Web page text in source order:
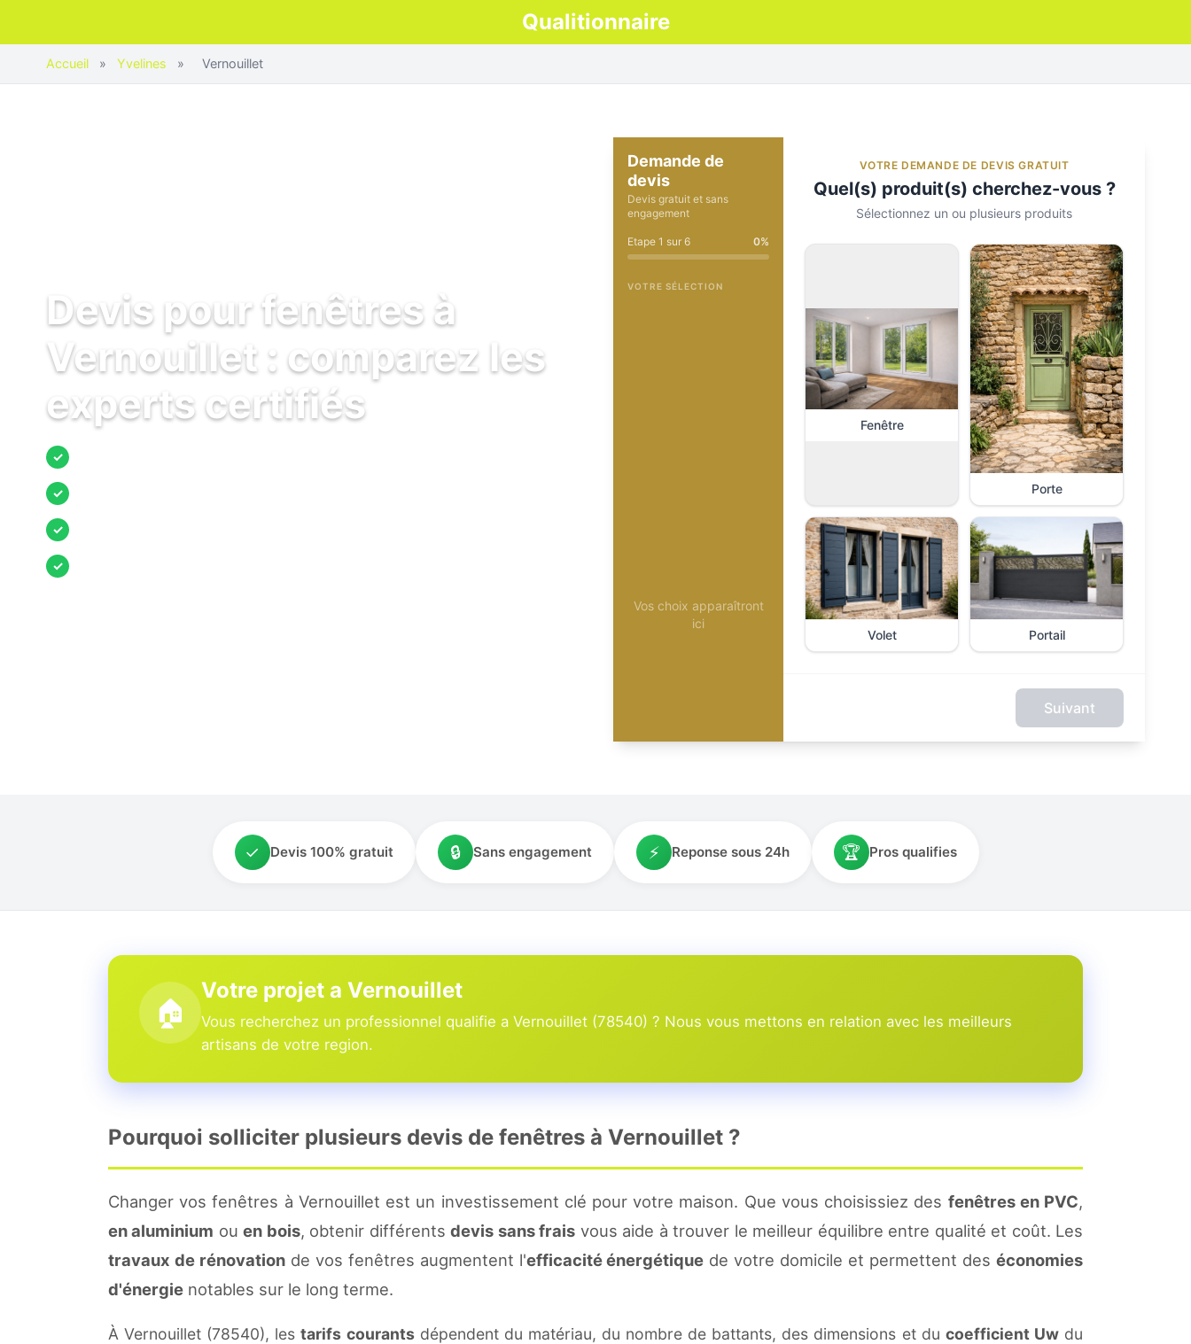
Qualitionnaire
Accueil » Yvelines » Vernouillet
Devis pour fenêtres à
Vernouillet : comparez les
experts certifiés
✓
✓
✓
✓
Demande de
devis
Devis gratuit et sans
engagement
Etape 1 sur 6 0%
VOTRE SÉLECTION
Vos choix apparaîtront
ici
VOTRE DEMANDE DE DEVIS GRATUIT
Quel(s) produit(s) cherchez-vous ?
Sélectionnez un ou plusieurs produits
Fenêtre
Porte
Volet Portail
Suivant
✓ Devis 100% gratuit 🔒 Sans engagement ⚡ Reponse sous 24h 🏆 Pros qualifies
🏠
Votre projet a Vernouillet
Vous recherchez un professionnel qualifie a Vernouillet (78540) ? Nous vous mettons en relation avec les meilleurs
artisans de votre region.
Pourquoi solliciter plusieurs devis de fenêtres à Vernouillet ?
Changer vos fenêtres à Vernouillet est un investissement clé pour votre maison. Que vous choisissiez des fenêtres en PVC,
en aluminium ouen bois, obtenir différentsdevis sans frais vous aide à trouver le meilleur équilibre entre qualité et coût. Les
travaux de rénovationde vos fenêtres augmentent l'efficacité énergétique de votre domicile et permettent deséconomies
d'énergie notables sur le long terme.
À Vernouillet (78540), lestarifs courantsdépendent du matériau, du nombre de battants, des dimensions et du coefficient Uwdu